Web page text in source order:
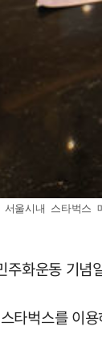
울시내 스타벅
화운동 기념
타벅스를 이